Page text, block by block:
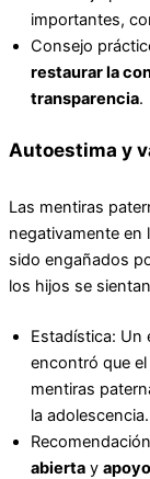
importantes,
Consejo
restaurar la
transparencia.
Autoestima y
Las mentiras
negativamente en
sido engañados
los hijos se sientan
Estadística: Un
encontró que
mentiras
la adolescencia.
abierta y